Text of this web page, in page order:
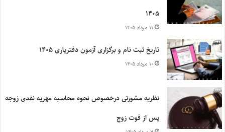
۱۴۰۵
۱۱ مرداد ۱۴۰۵
تاریخ ثبت نام و برگزاری آزمون دفتریاری ۱۴۰۵
۱۰ مرداد ۱۴۰۵
نظریه مشورتی درخصوص نحوه محاسبه مهریه نقدی زوجه
پس از فوت زوج